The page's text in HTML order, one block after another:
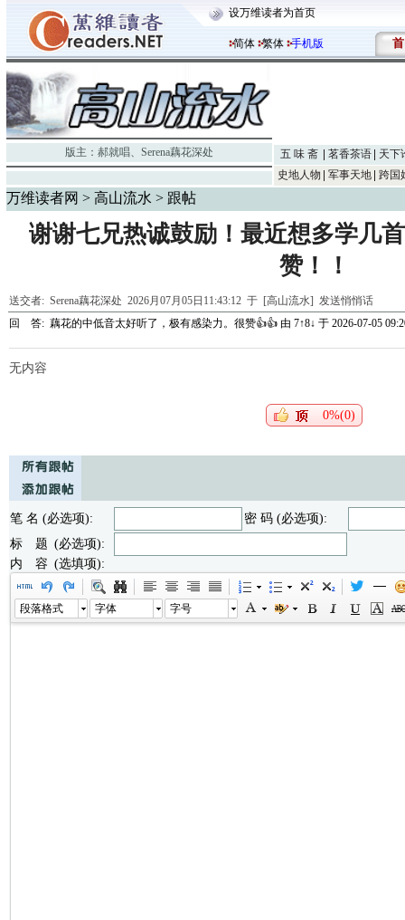
设万维读者为首页
简体 繁体 手机版 首
版主： 郝就唱、 Serena藕花深处 五 味 斋 茗香茶语
天下
史地人物
军事天地 跨国
万维读者网 > 高山流水 > 跟帖
谢谢七兄热诚鼓励！最近想多学几
赞！！
送交者: Serena藕花深处 2026月07月05日11:43:12 于 [高山流水] 发送悄悄话
回 答: 藕花的中低音太好听了，极有感染力。很赞👍👍 由 7↑8↓ 于 2026-07-05
无内容
0%(0)
笔 名 (必选项):
密 码 (必选项):
标 题 (必选项):
内 容 (选填项):
段落格式 字体 字号